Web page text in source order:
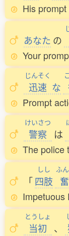
His
あなた の
Your
じんそく
迅速 な
Prompt
けいさつ
警察 は
The police
「
しし
四肢
ふ
Impetuous
とうしょ
当初 、